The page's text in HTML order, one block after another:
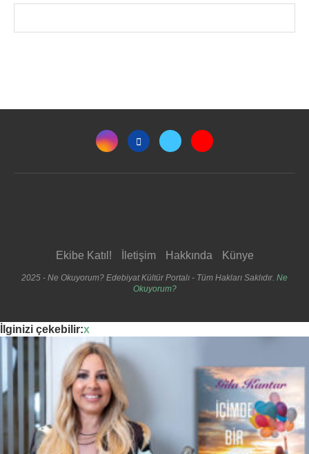
Ekibe Katıl! İletişim Hakkında Künye
2025 - Ne Okuyorum? Edebiyat Kültür Portalı - Tüm Hakları Saklıdır. Ne
Okuyorum?
İlginizi çekebilir:x